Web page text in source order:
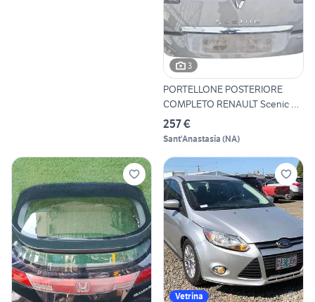
3
PORTELLONE POSTERIORE
COMPLETO RENAULT Scenic X
MO
257 €
Sant'Anastasia (NA)
Vetrina